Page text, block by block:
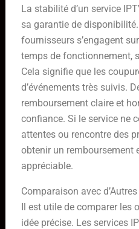
La stabilité d’un service
sa garantie de
fournisseurs s’engagent
temps de fonctionnement,
Cela signifie que les
d’événements très suivis.
remboursement claire et
confiance. Si le service ne
attentes ou rencontre des
obtenir un remboursement
appréciable.
Comparaison avec
Il est utile de comparer les
idée précise. Les services